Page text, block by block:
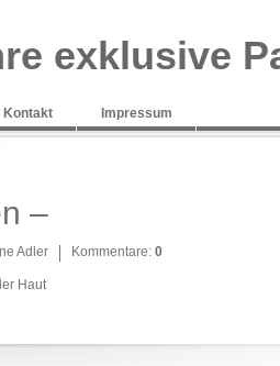
exklusive
Kontakt Impressum
–
Adler Kommentare: 0
Haut